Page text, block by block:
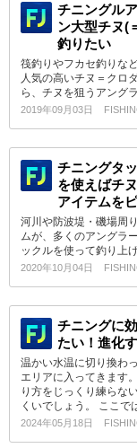
チニングル
ン大型チヌ(
釣りたい
筏釣りやフカセ釣りな
人気の高いチヌ＝クロ
ら、チヌを狙うアング
2019年09月03日
チニングタ
を使えばチ
アイテムを
河川や防波堤・磯場周
ムが、多くのアングラ
ックルを使って釣り上
2020年10月04日
チニングに
たい！進化
温かい水温に切り換わ
エリアに入ってきます
り方をじっくり練らな
くいでしょう。 ここ
2024年05月18日